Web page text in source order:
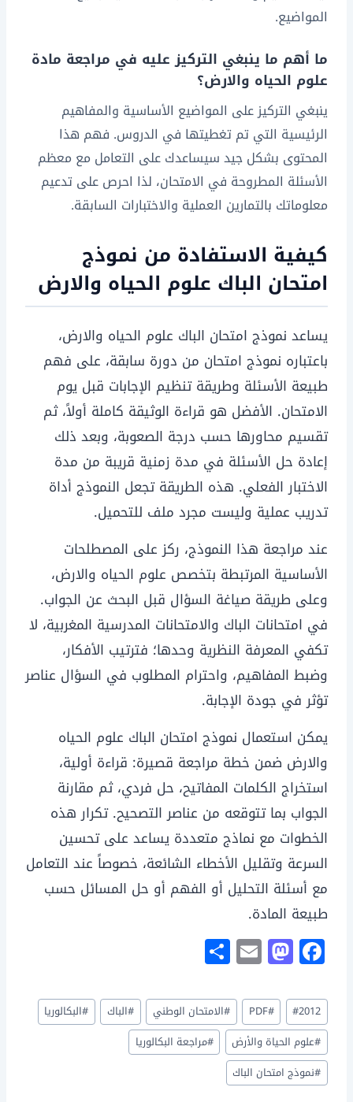
المواضيع.
ما أهم ما ينبغي التركيز عليه في مراجعة مادة
علوم الحياه والارض؟
ينبغي التركيز على المواضيع الأساسية والمفاهيم
الرئيسية التي تم تغطيتها في الدروس. فهم هذا
المحتوى بشكل جيد سيساعدك على التعامل مع معظم
الأسئلة المطروحة في الامتحان، لذا احرص على تدعيم
معلوماتك بالتمارين العملية والاختبارات السابقة.
كيفية الاستفادة من نموذج
امتحان الباك علوم الحياه والارض
يساعد نموذج امتحان الباك علوم الحياه والارض،
باعتباره نموذج امتحان من دورة سابقة، على فهم
طبيعة الأسئلة وطريقة تنظيم الإجابات قبل يوم
الامتحان. الأفضل هو قراءة الوثيقة كاملة أولاً، ثم
تقسيم محاورها حسب درجة الصعوبة، وبعد ذلك
إعادة حل الأسئلة في مدة زمنية قريبة من مدة
الاختبار الفعلي. هذه الطريقة تجعل النموذج أداة
تدريب عملية وليست مجرد ملف للتحميل.
عند مراجعة هذا النموذج، ركز على المصطلحات
الأساسية المرتبطة بتخصص علوم الحياه والارض،
وعلى طريقة صياغة السؤال قبل البحث عن الجواب.
في امتحانات الباك والامتحانات المدرسية المغربية، لا
تكفي المعرفة النظرية وحدها؛ فترتيب الأفكار،
وضبط المفاهيم، واحترام المطلوب في السؤال عناصر
تؤثر في جودة الإجابة.
يمكن استعمال نموذج امتحان الباك علوم الحياه
والارض ضمن خطة مراجعة قصيرة: قراءة أولية،
استخراج الكلمات المفاتيح، حل فردي، ثم مقارنة
الجواب بما تتوقعه من عناصر التصحيح. تكرار هذه
الخطوات مع نماذج متعددة يساعد على تحسين
السرعة وتقليل الأخطاء الشائعة، خصوصاً عند التعامل
مع أسئلة التحليل أو الفهم أو حل المسائل حسب
طبيعة المادة.
F
a
c
e
b
o
M
a
st
o
d
o
E
m
ai
l
ar
e
وسوم
المقال:
#2012
#
PDF
#الامتحان الوطني #الباك #البكالوريا
#علوم الحياة والأرض #مراجعة البكالوريا
#نموذج امتحان الباك